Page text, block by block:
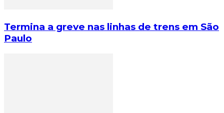
Termina a greve nas linhas de trens em São
Paulo